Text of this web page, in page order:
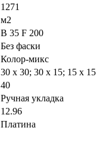
1271
м2
В 35 F 200
Без фаски
Колор-микс
30 х 30; 30 х 15; 15 х 15
40
Ручная укладка
12.96
Платина